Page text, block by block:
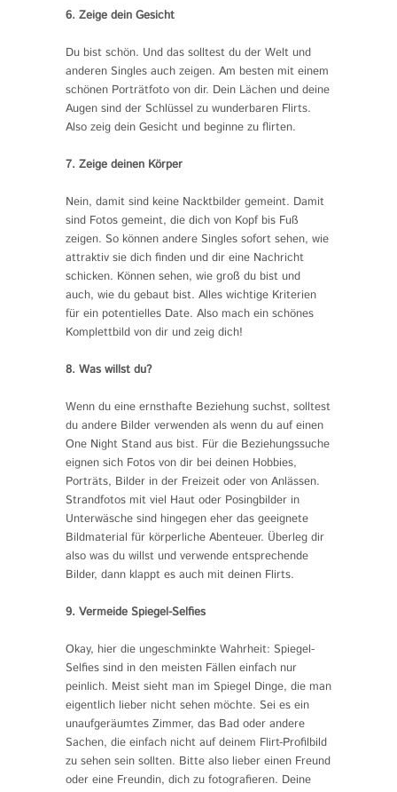
6. Zeige dein Gesicht
Du bist schön. Und das solltest du der Welt und
anderen Singles auch zeigen. Am besten mit einem
schönen Porträtfoto von dir. Dein Lächen und deine
Augen sind der Schlüssel zu wunderbaren Flirts.
Also zeig dein Gesicht und beginne zu flirten.
7. Zeige deinen Körper
Nein, damit sind keine Nacktbilder gemeint. Damit
sind Fotos gemeint, die dich von Kopf bis Fuß
zeigen. So können andere Singles sofort sehen, wie
attraktiv sie dich finden und dir eine Nachricht
schicken. Können sehen, wie groß du bist und
auch, wie du gebaut bist. Alles wichtige Kriterien
für ein potentielles Date. Also mach ein schönes
Komplettbild von dir und zeig dich!
8. Was willst du?
Wenn du eine ernsthafte Beziehung suchst, solltest
du andere Bilder verwenden als wenn du auf einen
One Night Stand aus bist. Für die Beziehungssuche
eignen sich Fotos von dir bei deinen Hobbies,
Porträts, Bilder in der Freizeit oder von Anlässen.
Strandfotos mit viel Haut oder Posingbilder in
Unterwäsche sind hingegen eher das geeignete
Bildmaterial für körperliche Abenteuer. Überleg dir
also was du willst und verwende entsprechende
Bilder, dann klappt es auch mit deinen Flirts.
9. Vermeide Spiegel-Selfies
Okay, hier die ungeschminkte Wahrheit: Spiegel-
Selfies sind in den meisten Fällen einfach nur
peinlich. Meist sieht man im Spiegel Dinge, die man
eigentlich lieber nicht sehen möchte. Sei es ein
unaufgeräumtes Zimmer, das Bad oder andere
Sachen, die einfach nicht auf deinem Flirt-Profilbild
zu sehen sein sollten. Bitte also lieber einen Freund
oder eine Freundin, dich zu fotografieren. Deine